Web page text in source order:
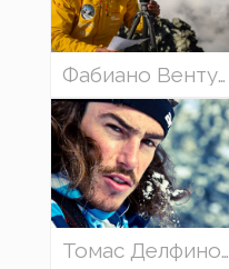
Фабиано Вентура, Италија - со презентација „По патеките на глечерите“
Томас Делфино (Франција) - „Авантурите како професионален бордер“